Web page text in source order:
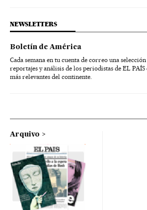
NEWSLETTERS
Boletín de América
Cada semana en tu cuenta de correo una
reportajes y análisis de los periodistas de EL
más relevantes del continente.
Arquivo